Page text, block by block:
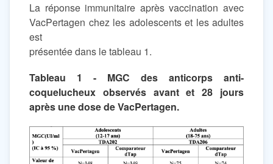
La réponse immunitaire après vaccination avec
VacPertagen chez les adolescents et les adultes
est
présentée dans le tableau 1.
Tableau 1 - MGC des anticorps anti-
coquelucheux observés avant et 28 jours
après une dose de VacPertagen.